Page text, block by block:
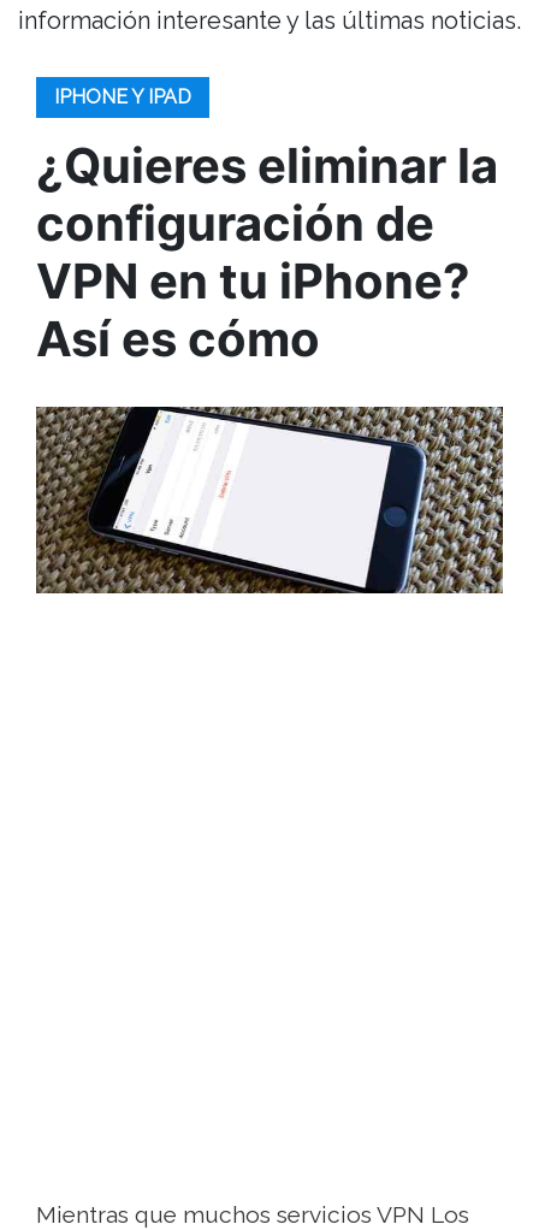
información interesante y las últimas noticias.
IPHONE Y IPAD
¿Quieres eliminar la
configuración de
VPN en tu iPhone?
Así es cómo
Mientras que muchos servicios VPN Los